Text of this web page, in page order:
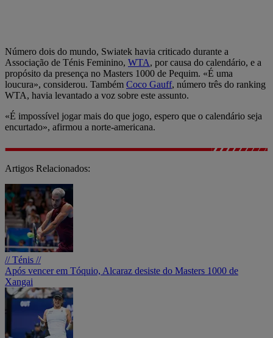
Número dois do mundo, Swiatek havia criticado durante a
Associação de Ténis Feminino, WTA, por causa do calendário, e a
propósito da presença no Masters 1000 de Pequim. «É uma
loucura», considerou. Também Coco Gauff, número três do ranking
WTA, havia levantado a voz sobre este assunto.
«É impossível jogar mais do que jogo, espero que o calendário seja
encurtado», afirmou a norte-americana.
Artigos Relacionados:
// Ténis //
Após vencer em Tóquio, Alcaraz desiste do Masters 1000 de
Xangai